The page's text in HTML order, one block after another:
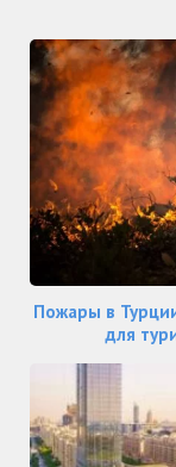
Пожары в
для